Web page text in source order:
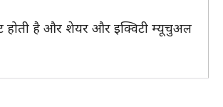
होती है और शेयर और इक्विटी म्यूचुअल